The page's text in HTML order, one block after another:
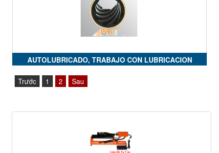
AUTOLUBRICADO, TRABAJO CON LUBRICACION
CONTIN, PRELUBRICADO, MATERIAL PLASTICO,
SOPORTE AUTOLINEANTE
Trước 1 2 Sau